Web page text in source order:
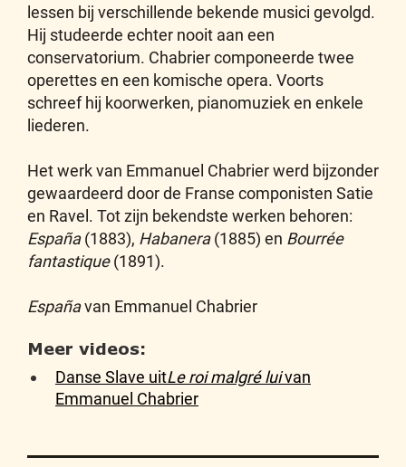
lessen bij verschillende bekende musici gevolgd.
Hij studeerde echter nooit aan een
conservatorium. Chabrier componeerde twee
operettes en een komische opera. Voorts
schreef hij koorwerken, pianomuziek en enkele
liederen.
Het werk van Emmanuel Chabrier werd bijzonder
gewaardeerd door de Franse componisten Satie
en Ravel. Tot zijn bekendste werken behoren:
España(1883), Habanera(1885) en Bourrée
fantastique(1891).
Españavan Emmanuel Chabrier
Meer videos:
Danse Slave uitLe roi malgré luivan
Emmanuel Chabrier